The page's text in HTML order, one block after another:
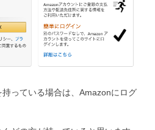
っている場合は、Amazonにログ